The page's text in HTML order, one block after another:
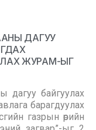
ДАГУУ
ЖУРАМ-ЫГ
дагуу байгуулах
барагдуулах
газрын өрийн